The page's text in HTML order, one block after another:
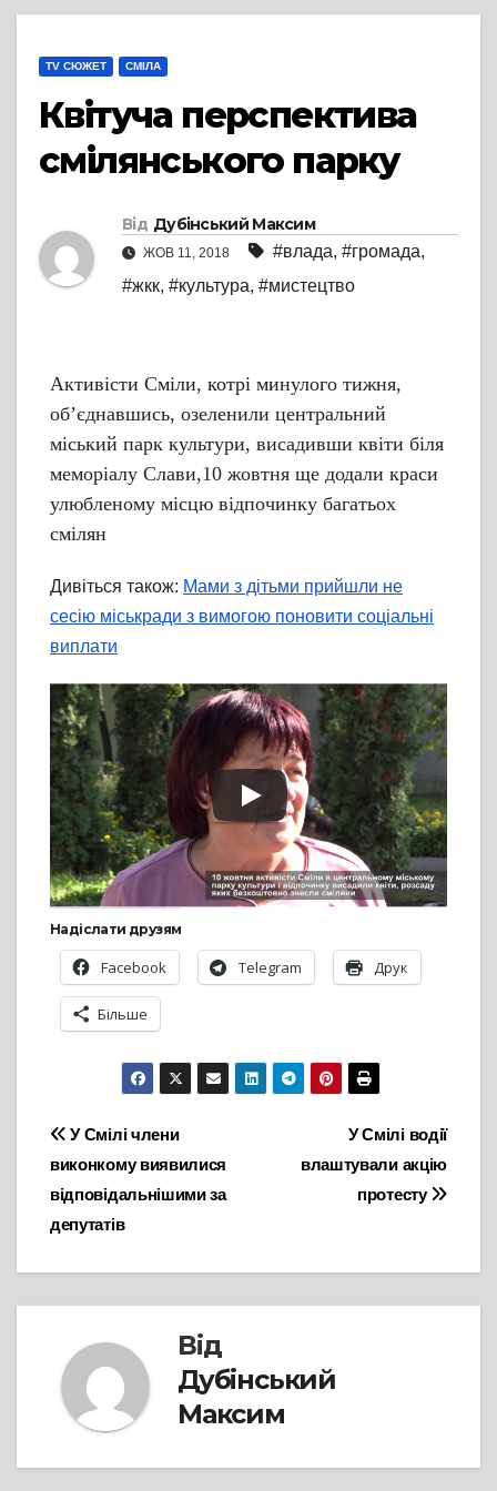
TV СЮЖЕТ СМІЛА
Квітуча перспектива
смілянського парку
Від Дубінський Максим
ЖОВ 11, 2018 #влада, #громада,
#жкк, #культура, #мистецтво
Активісти Сміли, котрі минулого тижня,
об’єднавшись, озеленили центральний
міський парк культури, висадивши квіти біля
меморіалу Слави,10 жовтня ще додали краси
улюбленому місцю відпочинку багатьох
смілян
Дивіться також: Мами з дітьми прийшли не
сесію міськради з вимогою поновити соціальні
виплати
Надіслати друзям
Facebook Telegram Друк
Більше
Навігація
записів
У Смілі водії
влаштували акцію
протесту
У Смілі члени
виконкому виявилися
відповідальнішими за
депутатів
Від
Дубінський
Максим